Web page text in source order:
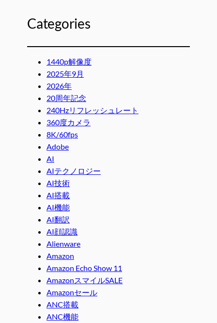
Categories
1440p解像度
2025年9月
2026年
20周年記念
240Hzリフレッシュレート
360度カメラ
8K/60fps
Adobe
AI
AIテクノロジー
AI技術
AI搭載
AI機能
AI翻訳
AI顔認識
Alienware
Amazon
Amazon Echo Show 11
AmazonスマイルSALE
Amazonセール
ANC搭載
ANC機能